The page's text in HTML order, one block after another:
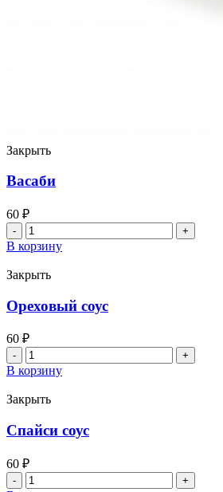
Закрыть
Васаби
60 ₽
Количество
товара
Васаби
В корзину
Закрыть
Ореховый соус
60 ₽
Количество
товара
Ореховый
соус
В корзину
Закрыть
Спайси соус
60 ₽
Количество